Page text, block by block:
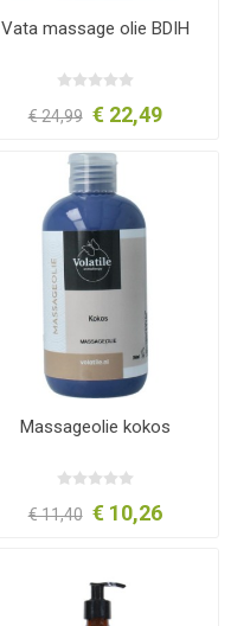
Vata massage olie BDIH
€ 24,99 € 22,49
Massageolie kokos
€ 11,40 € 10,26